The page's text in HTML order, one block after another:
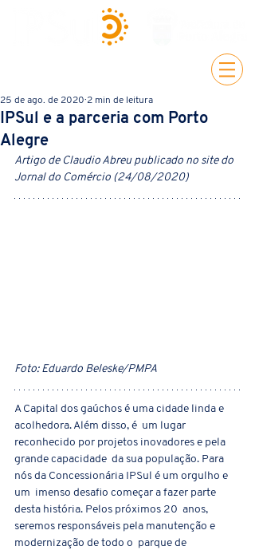
IPSul e a parceria com Porto
Alegre
25 de ago. de 2020 2 min de leitura
Artigo de Claudio Abreu publicado no site do
Jornal do Comércio (24/08/2020)
Foto: Eduardo Beleske/PMPA
A Capital dos gaúchos é uma cidade linda e
acolhedora. Além disso, é  um lugar
reconhecido por projetos inovadores e pela
grande capacidade  da sua população. Para
nós da Concessionária IPSul é um orgulho e
um  imenso desafio começar a fazer parte
desta história. Pelos próximos 20  anos,
seremos responsáveis pela manutenção e
modernização de todo o  parque de